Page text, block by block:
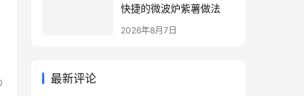
快捷的微波炉紫薯做法
2026年8月7日
最新评论